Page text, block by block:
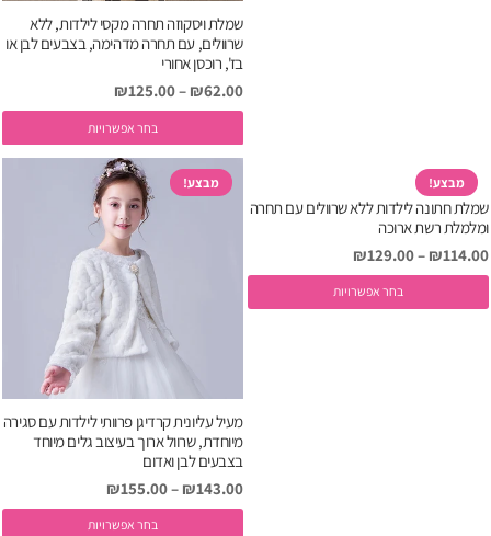
ניתן
לבחור
את
האפשרויות
שמלת ויסקוזה תחרה מקסי לילדות, ללא
שרוולים, עם תחרה מדהימה, בצבעים לבן או
בז', רוכסן אחורי
₪62.00
–
₪125.00
בחר אפשרויות
מבצע!
שמלת חתונה לילדות ללא שרוולים עם תחרה
ומלמלת רשת ארוכה
₪114.00
–
₪129.00
בחר אפשרויות
סוגים.
ניתן
לבחור
האפשרויות
מבצע!
מעיל עליונית קרדיגן פרוותי לילדות עם סגירה
מיוחדת, שרוול ארוך בעיצוב גלים מיוחד
בצבעים לבן ואדום
₪143.00
–
₪155.00
בחר אפשרויות